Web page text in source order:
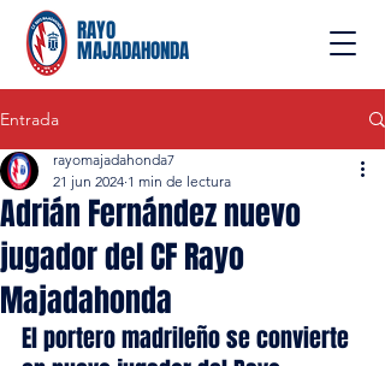
RAYO
MAJADAHONDA
Entrada
Adrián Fernández nuevo
jugador del CF Rayo
Majadahonda
rayomajadahonda7
21 jun 2024 1 min de lectura
El portero madrileño se convierte